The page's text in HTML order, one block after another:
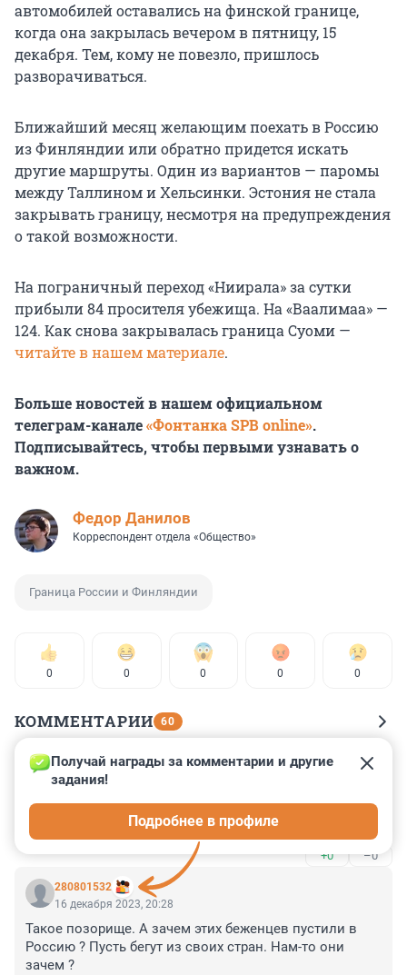
автомобилей оставались на финской границе,
когда она закрылась вечером в пятницу, 15
декабря. Тем, кому не повезло, пришлось
разворачиваться.
Ближайший месяц желающим поехать в Россию
из Финляндии или обратно придется искать
другие маршруты. Один из вариантов — паромы
между Таллином и Хельсинки. Эстония не стала
закрывать границу, несмотря на предупреждения
о такой возможности.
На пограничный переход «Ниирала» за сутки
прибыли 84 просителя убежища. На «Ваалимаа» —
124. Как снова закрывалась граница Суоми —
читайте в нашем материале.
Больше новостей в нашем официальном
телеграм-канале«Фонтанка SPB online».
Подписывайтесь, чтобы первыми узнавать о
важном.
Федор Данилов
Корреспондент отдела «Общество»
Граница России и Финляндии
0 0 0 0 0
КОММЕНТАРИИ 60
Гость
17 декабря 2023, 09:13
Разбойники жарили мясо и пили вино, атаманша
гадала на картах.
+0 –0
280801532
Получай награды за комментарии и другие
задания!
Подробнее в профиле
16 декабря 2023, 20:28
Такое позорище. А зачем этих беженцев пустили в
Россию ? Пусть бегут из своих стран. Нам-то они
зачем ?